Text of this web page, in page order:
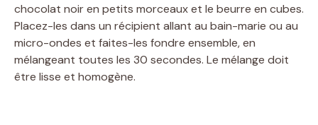
chocolat noir en petits morceaux et le beurre en cubes.
Placez-les dans un récipient allant au bain-marie ou au
micro-ondes et faites-les fondre ensemble, en
mélangeant toutes les 30 secondes. Le mélange doit
être lisse et homogène.